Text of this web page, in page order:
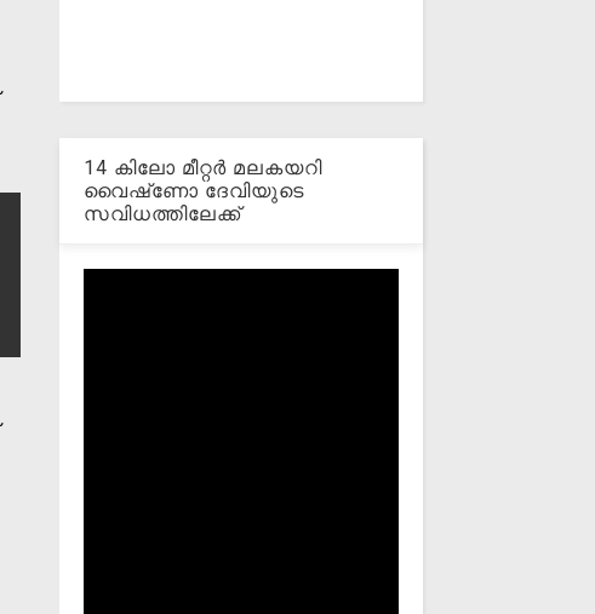
14 കിലോ മീറ്റര്‍ മലകയറി
വൈഷ്‌ണോ ദേവിയുടെ
സവിധത്തിലേക്ക്